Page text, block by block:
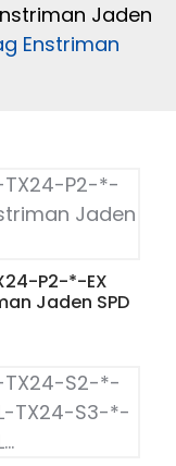
Jaden
Enstriman
P2-*-EX
Jaden SPD